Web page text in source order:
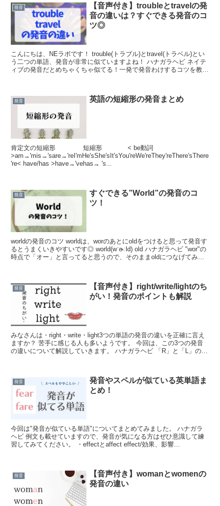
発音
【音声付き】troubleとtravelの発
音の違いは？すぐできる発音のコ
ツ◎
こんにちは、NEラボです！ trouble(トラブル)とtravel(トラベル)とい
う二つの単語、発音が非常に似ていますよね！ ハナガラヘビ ネイテ
ィブの発音だとめちゃくちゃ似てる！一発で発音わけするコツを教え
発音 英語の短縮形の発音まとめ
肯定文の短縮形 短縮形 < be動詞
>am→'mis→'sare→'reI'mHe'sShe'sIt'sYou'reWe'reThey'reThere'sThere
're< have/has >have→'vehas→ 's...
発音
すぐできる”World”の発音のコ
ツ！
worldの発音のコツ worldは、worのあとにoldをつけると思って発音す
るとうまくいきやすいです◎ world(wˈɚːld) old ハナガラヘビ "wor"の
時点で「オー」と言ってると思うので、そのままoldにつなげてみて
発音
【音声付き】right/write/lightのち
がい！発音のポイントも解説
みなさんは・right・write・light3つの単語の発音の違いを正確に言え
ますか？ 苦手に感じる人も多いようです。 今回は、この3つの発音
の違いについて解説していきます。 ハナガラヘビ 「R」と「L」の発
発音
発音やスペルが似ている英単語ま
とめ！
今回は"発音が似ている単語"についてまとめてみました。 ハナガラ
ヘビ 例文も載せていますので、発音が気になる方はぜひ意識して練
習してみてください。 ・effectとaffect effect/効果、影響
発音
【音声付き】womanとwomenの
発音の違い